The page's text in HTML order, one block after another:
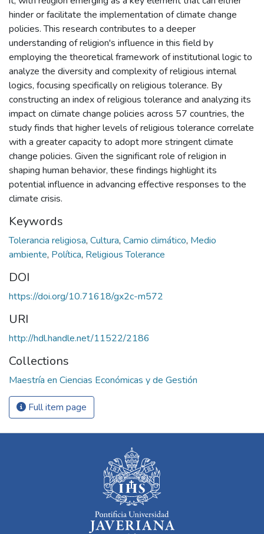
hinder or facilitate the implementation of climate change
policies. This research contributes to a deeper
understanding of religion's influence in this field by
employing the theoretical framework of institutional logic to
analyze the diversity and complexity of religious internal
logics, focusing specifically on religious tolerance. By
constructing an index of religious tolerance and analyzing its
impact on climate change policies across 57 countries, the
study finds that higher levels of religious tolerance correlate
with a greater capacity to adopt more stringent climate
change policies. Given the significant role of religion in
shaping human behavior, these findings highlight its
potential influence in advancing effective responses to the
climate crisis.
Keywords
Tolerancia religiosa, Cultura, Camio climático, Medio
ambiente, Política, Religious Tolerance
DOI
https://doi.org/10.71618/gx2c-m572
URI
http://hdl.handle.net/11522/2186
Collections
Maestría en Ciencias Económicas y de Gestión
Full item page